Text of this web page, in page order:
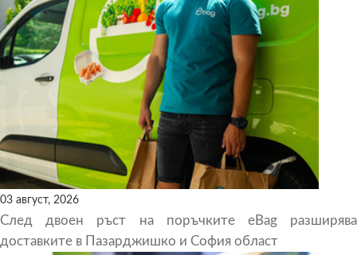
03 август, 2026
След двоен ръст на поръчките eBag разширява
доставките в Пазарджишко и София област